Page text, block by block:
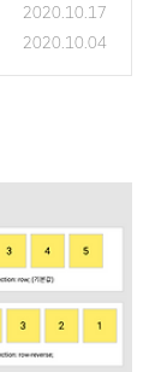
2020.10.17
2020.10.04